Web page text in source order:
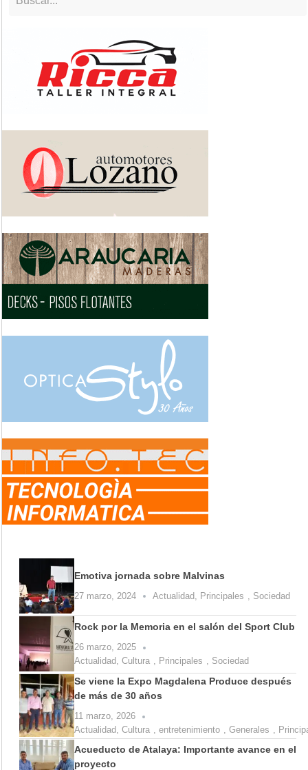
Emotiva jornada sobre Malvinas
27 marzo, 2024 Actualidad Principales Sociedad
Rock por la Memoria en el salón del Sport Club
26 marzo, 2025
Actualidad, Cultura , Principales , Sociedad
Se viene la Expo Magdalena Produce después
de más de 30 años
11 marzo, 2026
Actualidad, Cultura , entretenimiento , Generales ,
Acueducto de Atalaya: Importante avance en el
proyecto